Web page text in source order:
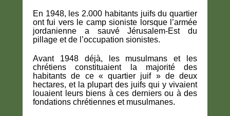
En 1948, les 2.000 habitants juifs du quartier
ont fui vers le camp sioniste lorsque l’armée
jordanienne a sauvé Jérusalem-Est du
pillage et de l’occupation sionistes.
Avant 1948 déjà, les musulmans et les
chrétiens constituaient la majorité des
habitants de ce « quartier juif » de deux
hectares, et la plupart des juifs qui y vivaient
louaient leurs biens à ces derniers ou à des
fondations chrétiennes et musulmanes.